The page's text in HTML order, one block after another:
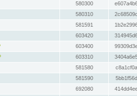
580300
580310
581591
603420
603400
603310
581580
581590
692080